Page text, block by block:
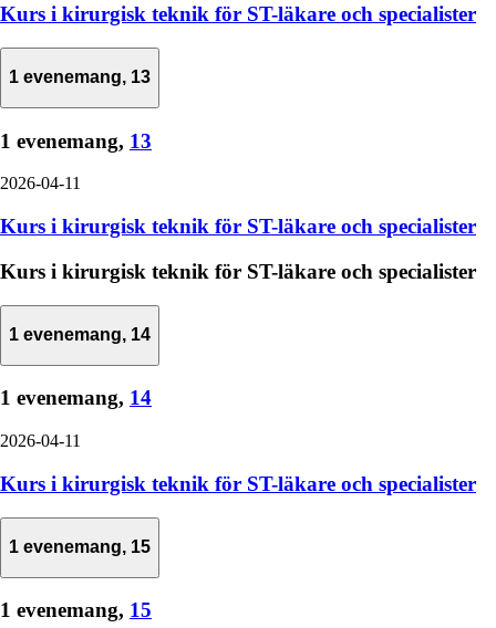
Kurs i kirurgisk teknik för ST-läkare och specialister
1 evenemang, 13
1 evenemang, 13
2026-04-11
Kurs i kirurgisk teknik för ST-läkare och specialister
Kurs i kirurgisk teknik för ST-läkare och specialister
1 evenemang, 14
1 evenemang, 14
2026-04-11
Kurs i kirurgisk teknik för ST-läkare och specialister
1 evenemang, 15
1 evenemang, 15